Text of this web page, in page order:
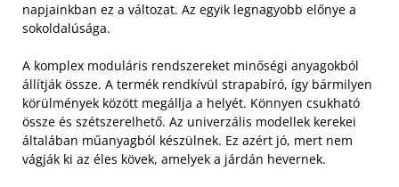
napjainkban ez a változat. Az egyik legnagyobb előnye a
sokoldalúsága.
A komplex moduláris rendszereket minőségi anyagokból
állítják össze. A termék rendkívül strapabíró, így bármilyen
körülmények között megállja a helyét. Könnyen csukható
össze és szétszerelhető. Az univerzális modellek kerekei
általában műanyagból készülnek. Ez azért jó, mert nem
vágják ki az éles kövek, amelyek a járdán hevernek.